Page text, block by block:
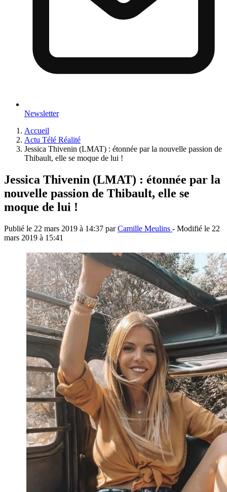
Newsletter
Accueil
Actu Télé Réalité
Jessica Thivenin (LMAT) : étonnée par la nouvelle passion de
Thibault, elle se moque de lui !
Jessica Thivenin (LMAT) : étonnée par la
nouvelle passion de Thibault, elle se
moque de lui !
Publié le 22 mars 2019 à 14:37 parCamille Meulins - Modifié le 22
mars 2019 à 15:41